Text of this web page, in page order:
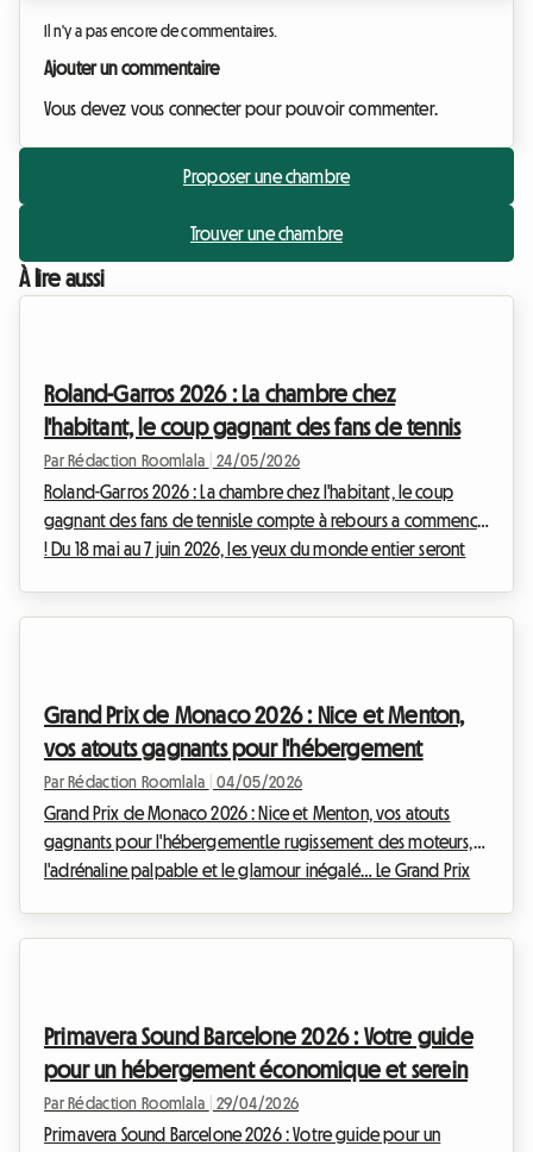
Il n'y a pas encore de commentaires.
Ajouter un commentaire
Vous devez vous connecter pour pouvoir commenter.
Proposer une chambre
Trouver une chambre
À lire aussi
Roland-Garros 2026 : La chambre chez
l'habitant, le coup gagnant des fans de tennis
Par Rédaction Roomlala 24/05/2026
Roland-Garros 2026 : La chambre chez l'habitant, le coup
gagnant des fans de tennisLe compte à rebours a commencé
! Du 18 mai au 7 juin 2026, les yeux du monde entier seront
Paris sans faire exploser son bu...
Grand Prix de Monaco 2026 : Nice et Menton,
vos atouts gagnants pour l'hébergement
Par Rédaction Roomlala 04/05/2026
Grand Prix de Monaco 2026 : Nice et Menton, vos atouts
gagnants pour l'hébergementLe rugissement des moteurs,
l'adrénaline palpable et le glamour inégalé… Le Grand Prix
effervescence a un revers : une te...
Primavera Sound Barcelone 2026 : Votre guide
pour un hébergement économique et serein
Par Rédaction Roomlala 29/04/2026
Primavera Sound Barcelone 2026 : Votre guide pour un